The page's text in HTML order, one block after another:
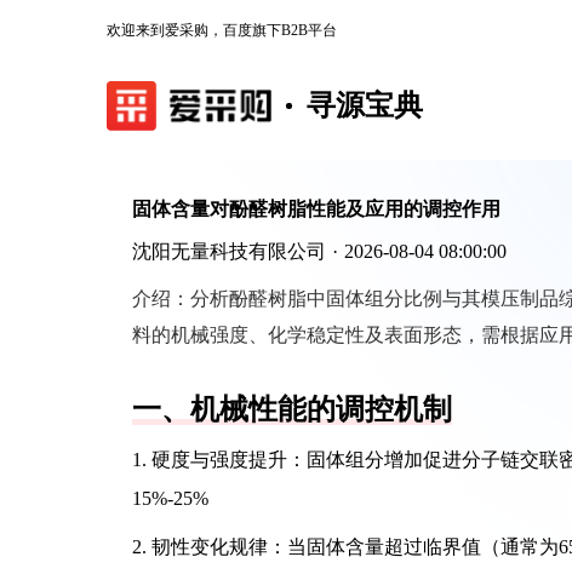
欢迎来到爱采购，百度旗下B2B平台
寻源宝典
固体含量对酚醛树脂性能及应用的调控作用
沈阳无量科技有限公司 · 2026-08-04 08:00:00
介绍： 分析酚醛树脂中固体组分比例与其模压制品
料的机械强度、化学稳定性及表面形态，需根据应
一、机械性能的调控机制
1. 硬度与强度提升：固体组分增加促进分子链交
15%-25%
2. 韧性变化规律：当固体含量超过临界值（通常为